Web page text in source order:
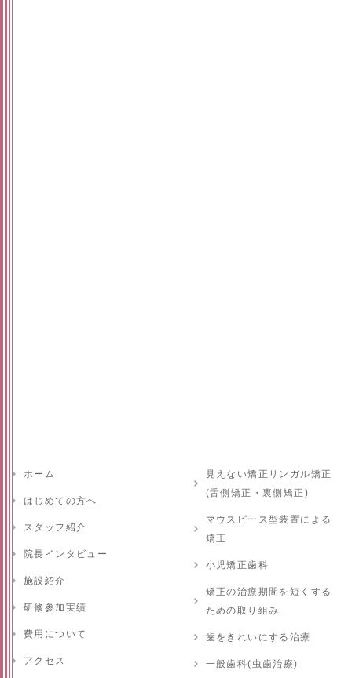
ホーム
はじめての方へ
スタッフ紹介
院長インタビュー
施設紹介
研修参加実績
費用について
アクセス
見えない矯正リンガル矯正
(舌側矯正・裏側矯正)
マウスピース型装置による
矯正
小児矯正歯科
矯正の治療期間を短くする
ための取り組み
歯をきれいにする治療
一般歯科(虫歯治療)